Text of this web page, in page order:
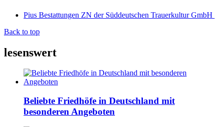
Pius Bestattungen ZN der Süddeutschen Trauerkultur GmbH
Back to top
lesenswert
Beliebte Friedhöfe in Deutschland mit
besonderen Angeboten